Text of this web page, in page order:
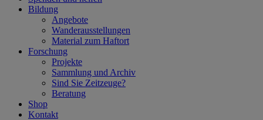
Bildung
Angebote
Wanderausstellungen
Material zum Haftort
Forschung
Projekte
Sammlung und Archiv
Sind Sie Zeitzeuge?
Beratung
Shop
Kontakt